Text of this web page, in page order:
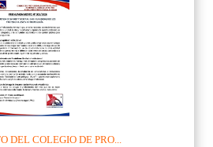
DEL COLEGIO DE PRO...